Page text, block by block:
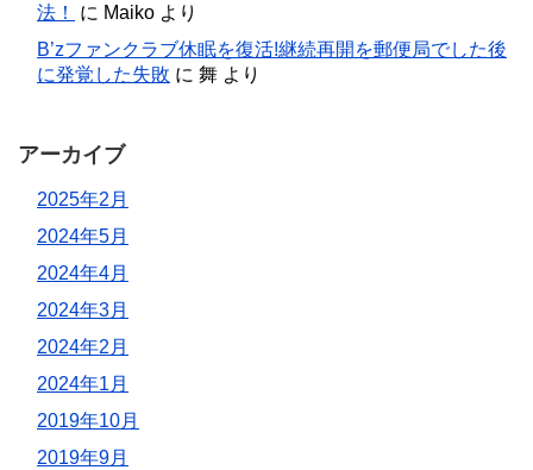
法！
に Maiko より
B’zファンクラブ休眠を復活!継続再開を郵便局でした後
に発覚した失敗 に 舞 より
アーカイブ
2025年2月
2024年5月
2024年4月
2024年3月
2024年2月
2024年1月
2019年10月
2019年9月